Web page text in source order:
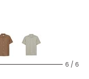
6 / 6